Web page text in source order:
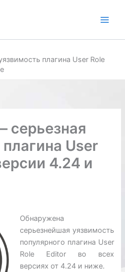
плагина User Role
серьезная
User
4.24 и
Обнаружена
серьезнейшая уязвимость
популярного плагина User
Role Editor во всех
версиях от 4.24 и ниже.